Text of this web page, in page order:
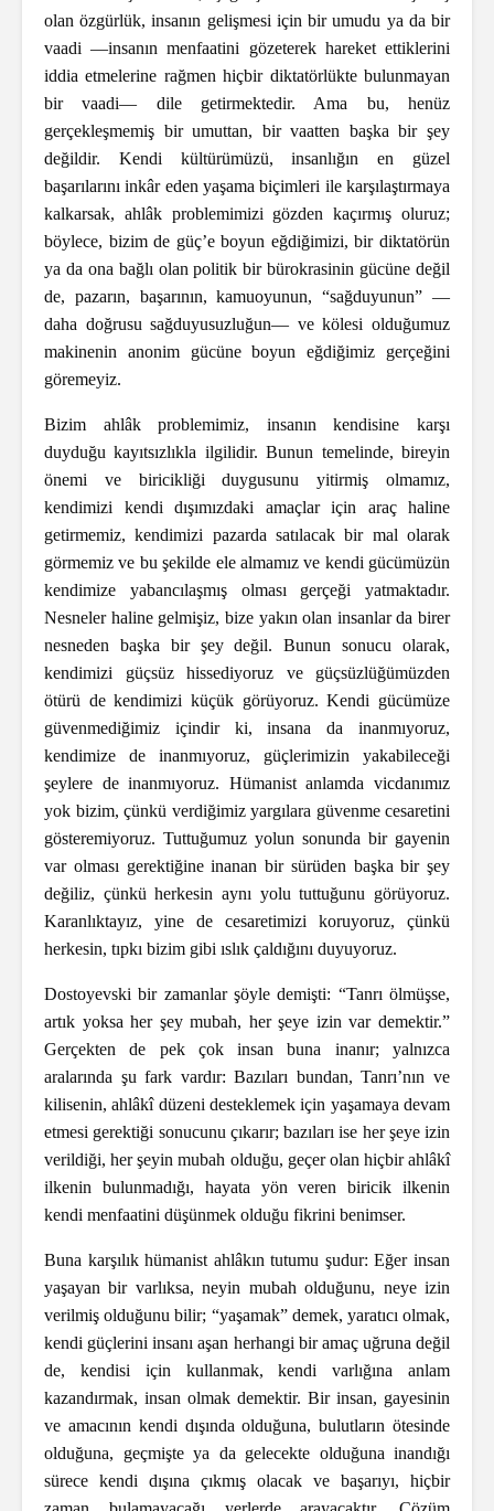
olan özgürlük, insanın gelişmesi için bir umudu ya da bir
vaadi —insanın menfaatini gözeterek hareket ettiklerini
iddia etmelerine rağmen hiçbir diktatörlükte bulunmayan
bir vaadi— dile getirmektedir. Ama bu, henüz
gerçekleşmemiş bir umuttan, bir vaatten başka bir şey
değildir. Kendi kültürümüzü, insanlığın en güzel
başarılarını inkâr eden yaşama biçimleri ile karşılaştırmaya
kalkarsak, ahlâk problemimizi gözden kaçırmış oluruz;
böylece, bizim de güç’e boyun eğdiğimizi, bir diktatörün
ya da ona bağlı olan politik bir bürokrasinin gücüne değil
de, pazarın, başarının, kamuoyunun, “sağduyunun” —
daha doğrusu sağduyusuzluğun— ve kölesi olduğumuz
makinenin anonim gücüne boyun eğdiğimiz gerçeğini
göremeyiz.
Bizim ahlâk problemimiz, insanın kendisine karşı
duyduğu kayıtsızlıkla ilgilidir. Bunun temelinde, bireyin
önemi ve biricikliği duygusunu yitirmiş olmamız,
kendimizi kendi dışımızdaki amaçlar için araç haline
getirmemiz, kendimizi pazarda satılacak bir mal olarak
görmemiz ve bu şekilde ele almamız ve kendi gücümüzün
kendimize yabancılaşmış olması gerçeği yatmaktadır.
Nesneler haline gelmişiz, bize yakın olan insanlar da birer
nesneden başka bir şey değil. Bunun sonucu olarak,
kendimizi güçsüz hissediyoruz ve güçsüzlüğümüzden
ötürü de kendimizi küçük görüyoruz. Kendi gücümüze
güvenmediğimiz içindir ki, insana da inanmıyoruz,
kendimize de inanmıyoruz, güçlerimizin yakabileceği
şeylere de inanmıyoruz. Hümanist anlamda vicdanımız
yok bizim, çünkü verdiğimiz yargılara güvenme cesaretini
gösteremiyoruz. Tuttuğumuz yolun sonunda bir gayenin
var olması gerektiğine inanan bir sürüden başka bir şey
değiliz, çünkü herkesin aynı yolu tuttuğunu görüyoruz.
Karanlıktayız, yine de cesaretimizi koruyoruz, çünkü
herkesin, tıpkı bizim gibi ıslık çaldığını duyuyoruz.
Dostoyevski bir zamanlar şöyle demişti: “Tanrı ölmüşse,
artık yoksa her şey mubah, her şeye izin var demektir.”
Gerçekten de pek çok insan buna inanır; yalnızca
aralarında şu fark vardır: Bazıları bundan, Tanrı’nın ve
kilisenin, ahlâkî düzeni desteklemek için yaşamaya devam
etmesi gerektiği sonucunu çıkarır; bazıları ise her şeye izin
verildiği, her şeyin mubah olduğu, geçer olan hiçbir ahlâkî
ilkenin bulunmadığı, hayata yön veren biricik ilkenin
kendi menfaatini düşünmek olduğu fikrini benimser.
Buna karşılık hümanist ahlâkın tutumu şudur: Eğer insan
yaşayan bir varlıksa, neyin mubah olduğunu, neye izin
verilmiş olduğunu bilir; “yaşamak” demek, yaratıcı olmak,
kendi güçlerini insanı aşan herhangi bir amaç uğruna değil
de, kendisi için kullanmak, kendi varlığına anlam
kazandırmak, insan olmak demektir. Bir insan, gayesinin
ve amacının kendi dışında olduğuna, bulutların ötesinde
olduğuna, geçmişte ya da gelecekte olduğuna inandığı
sürece kendi dışına çıkmış olacak ve başarıyı, hiçbir